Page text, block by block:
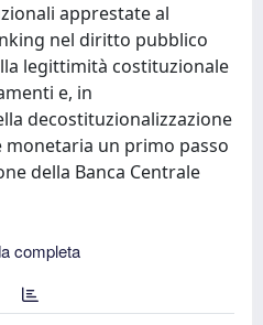
apprestate al
nel diritto pubblico
legittimità costituzionale
e, in
decostituzionalizzazione
monetaria un primo passo
della Banca Centrale
completa